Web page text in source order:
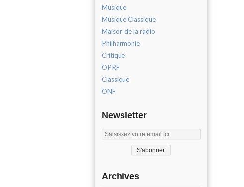
Musique
Musique Classique
Maison de la radio
Philharmonie
Critique
OPRF
Classique
ONF
Newsletter
Archives